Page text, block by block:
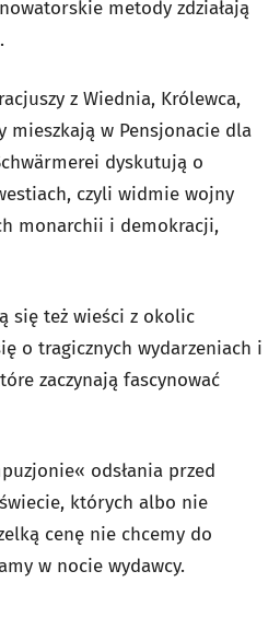
metody zdziałają
z Wiednia, Królewca,
mieszkają w Pensjonacie dla
dyskutują o
czyli widmie wojny
monarchii i demokracji,
się też wieści z okolic
o tragicznych wydarzeniach i
zaczynają fascynować
« odsłania przed
których albo nie
cenę nie chcemy do
w nocie wydawcy.